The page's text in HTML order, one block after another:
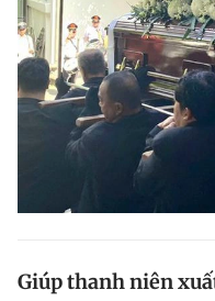
Giúp thanh niên